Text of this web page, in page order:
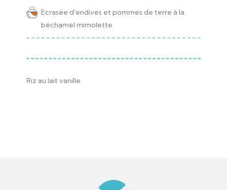
Ecrasée d'endives et pommes de terre à la
béchamel mimolette
Riz au lait vanille